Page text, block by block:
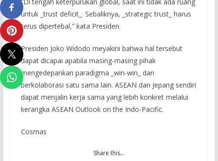
untuk _trust deficit_. Sebaliknya, _strategic trust_ harus
terus dipertebal,” kata Presiden.
Presiden Joko Widodo meyakini bahwa hal tersebut
dapat dicapai apabila masing-masing pihak
mengedepankan paradigma _win-win_ dan
berkolaborasi satu sama lain. ASEAN dan Jepang sendiri
dapat menjalin kerja sama yang lebih konkret melalui
kerangka ASEAN Outlook on the Indo-Pacific.
Cosmas
Share this…